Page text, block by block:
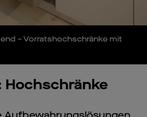
– Vorratshochschränke mit